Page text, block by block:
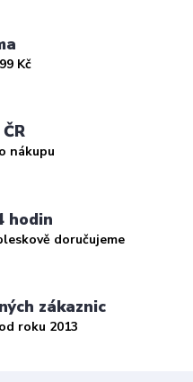
Kč
nákupu
hodin
doručujeme
zákaznic
roku 2013